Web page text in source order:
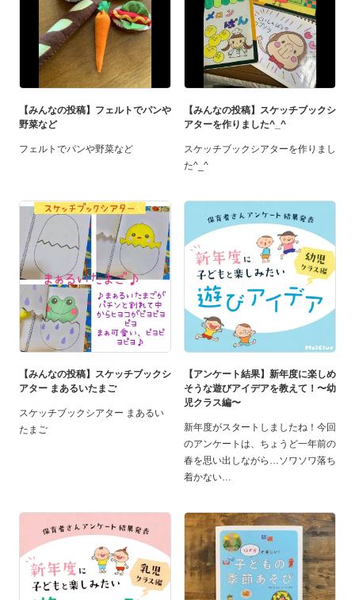
【みんなの投稿】フェルトでパンや
野菜など
フェルトでパンや野菜など
【みんなの投稿】スケッチブックシ
アターを作りました^_^
スケッチブックシアターを作りまし
た^_^
【みんなの投稿】スケッチブックシ
アター まあるいたまご
スケッチブックシアター まあるい
たまご
【アンケート結果】新年度に楽しめ
そうな遊びアイデアを教えて！〜幼
児クラス編〜
新年度がスタートしましたね！今回
のアンケートは、ちょうど一年前の
春を思い出しながら…ソワソワ落ち
着かない